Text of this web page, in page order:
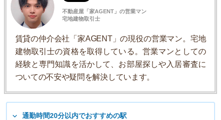
不動産屋「家AGENT」の営業マン
宅地建物取引士
賃貸の仲介会社「家AGENT」の現役の営業マン。宅地
建物取引士の資格を取得している。営業マンとしての
経験と専門知識を活かして、お部屋探しや入居審査に
ついての不安や疑問を解決しています。
通勤時間20分以内でおすすめの駅